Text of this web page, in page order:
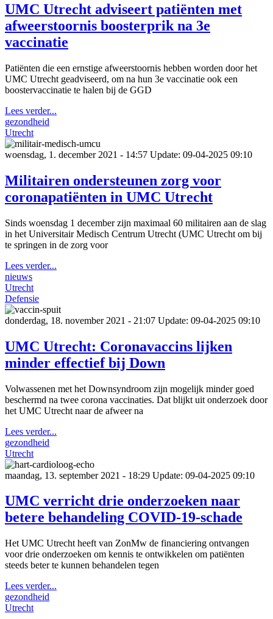
UMC Utrecht adviseert patiënten met
afweerstoornis boosterprik na 3e
vaccinatie
Patiënten die een ernstige afweerstoornis hebben worden door het
UMC Utrecht geadviseerd, om na hun 3e vaccinatie ook een
boostervaccinatie te halen bij de GGD
Lees verder...
gezondheid
Utrecht
woensdag, 1. december 2021 - 14:57 Update: 09-04-2025 09:10
Militairen ondersteunen zorg voor
coronapatiënten in UMC Utrecht
Sinds woensdag 1 december zijn maximaal 60 militairen aan de slag
in het Universitair Medisch Centrum Utrecht (UMC Utrecht om bij
te springen in de zorg voor
Lees verder...
nieuws
Utrecht
Defensie
donderdag, 18. november 2021 - 21:07 Update: 09-04-2025 09:10
UMC Utrecht: Coronavaccins lijken
minder effectief bij Down
Volwassenen met het Downsyndroom zijn mogelijk minder goed
beschermd na twee corona vaccinaties. Dat blijkt uit onderzoek door
het UMC Utrecht naar de afweer na
Lees verder...
gezondheid
Utrecht
maandag, 13. september 2021 - 18:29 Update: 09-04-2025 09:10
UMC verricht drie onderzoeken naar
betere behandeling COVID-19-schade
Het UMC Utrecht heeft van ZonMw de financiering ontvangen
voor drie onderzoeken om kennis te ontwikkelen om patiënten
steeds beter te kunnen behandelen tegen
Lees verder...
gezondheid
Utrecht